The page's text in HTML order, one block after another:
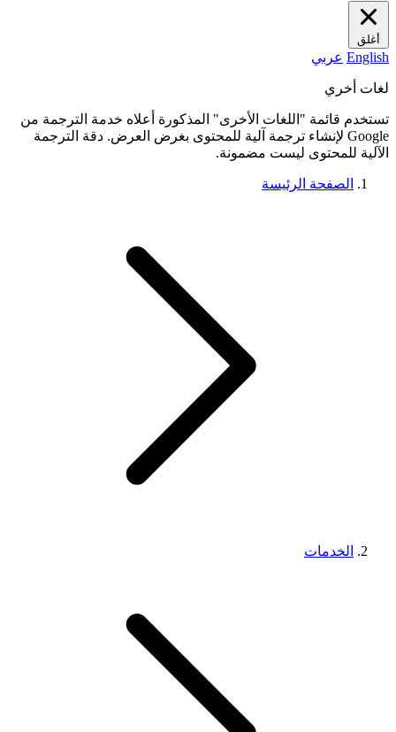
أغلق
English عربي
لغات أخري
تستخدم قائمة "اللغات الأخرى" المذكورة أعلاه خدمة الترجمة من
Google لإنشاء ترجمة آلية للمحتوى بغرض العرض. دقة الترجمة
الآلية للمحتوى ليست مضمونة.
الصفحة الرئيسة
الخدمات